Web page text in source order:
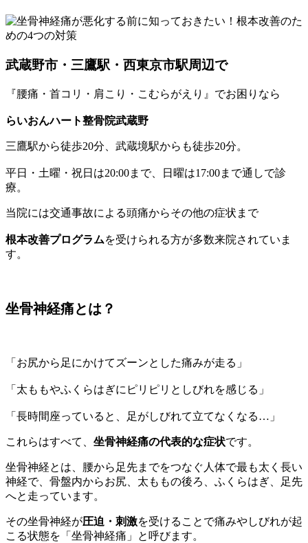
武蔵野市・三鷹駅・西東京市駅周辺で
『腰痛・首コリ・肩こり・こむらがえり』でお困りなら
らいおんハート整骨院武蔵野
三鷹駅から徒歩20分、武蔵境駅からも徒歩20分。
平日・土曜・祝日は20:00まで、日曜は17:00まで通しで診
療。
当院には交通事故による頭痛からその他の症状まで
根本改善プログラムを受けられる方が多数来院されていま
す。
坐骨神経痛とは？
「お尻から足にかけてズーンとした痛みが走る」
「太ももやふくらはぎにピリピリとしびれを感じる」
「長時間座っていると、足がしびれて立てなくなる…」
これらはすべて、 坐骨神経痛の代表的な症状です。
坐骨神経とは、腰から足先までをつなぐ人体で最も太く長い
神経で、骨盤内からお尻、太ももの後ろ、ふくらはぎ、足先
へと走っています。
その坐骨神経が圧迫・刺激を受けることで痛みやしびれが起
こる状態を「坐骨神経痛」と呼びます。